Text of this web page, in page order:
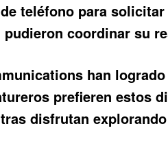
teléfono para solicitar
coordinar su
han
prefieren estos
disfrutan